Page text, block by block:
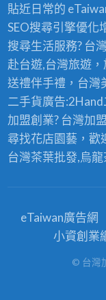
貼近日常的
SEO搜尋引擎優化
搜尋生活服務? 台灣
赴台遊,台灣旅遊，
送禮伴手禮，台灣
二手貨廣告:2Hand
加盟創業? 台灣加
尋找花店園藝，歡
台灣茶葉批發,烏
eTaiwan廣告網
小資創業
© 台灣